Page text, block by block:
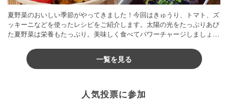
夏野菜のおいしい季節がやってきました！今回はきゅうり、トマト、ズ
ッキーニなどを使ったレシピをご紹介します。太陽の光をたっぷりあび
た夏野菜は栄養もたっぷり。美味しく食べてパワーチャージしましょう
一覧を見る
人気投票に参加